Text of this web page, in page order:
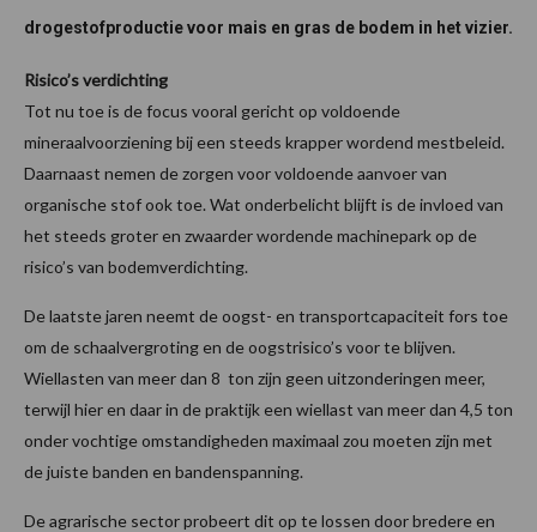
drogestofproductie voor mais en gras de bodem in het vizier.
Risico’s verdichting
Tot nu toe is de focus vooral gericht op voldoende
mineraalvoorziening bij een steeds krapper wordend mestbeleid.
Daarnaast nemen de zorgen voor voldoende aanvoer van
organische stof ook toe. Wat onderbelicht blijft is de invloed van
het steeds groter en zwaarder wordende machinepark op de
risico’s van bodemverdichting.
De laatste jaren neemt de oogst- en transportcapaciteit fors toe
om de schaalvergroting en de oogstrisico’s voor te blijven.
Wiellasten van meer dan 8 ton zijn geen uitzonderingen meer,
terwijl hier en daar in de praktijk een wiellast van meer dan 4,5 ton
onder vochtige omstandigheden maximaal zou moeten zijn met
de juiste banden en bandenspanning.
De agrarische sector probeert dit op te lossen door bredere en